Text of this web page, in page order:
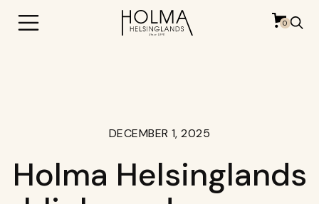
0
DECEMBER 1, 2025
Holma Helsinglands